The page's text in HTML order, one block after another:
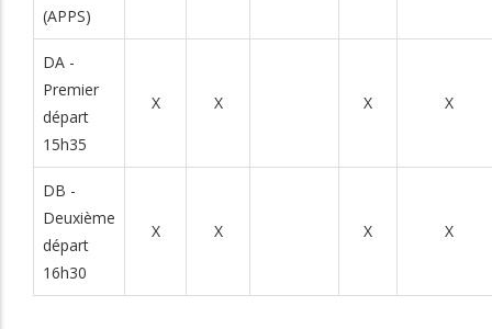
(APPS)
DA -
Premier
départ
15h35
X X X X
DB -
Deuxième
départ
16h30
X X X X